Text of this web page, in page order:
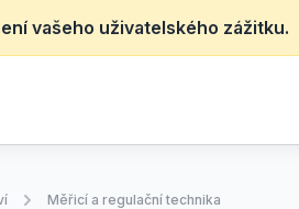
vašeho uživatelského zážitku.
Měřicí a regulační technika